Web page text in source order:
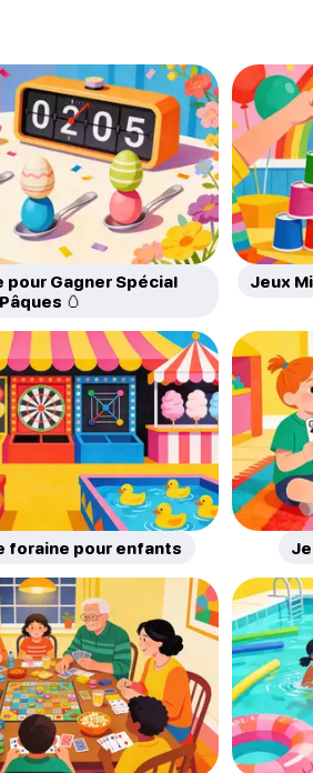
pour Gagner Spécial
Pâques 🥚
Jeux
foraine pour enfants